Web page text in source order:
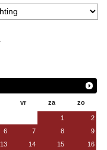
vr za zo
1 2
6 7 8 9
13 14 15 16